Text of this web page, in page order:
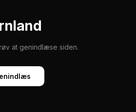
at genindlæse siden.